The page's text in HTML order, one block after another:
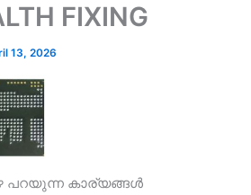
FIXING
13, 2026
പറയുന്ന കാര്യങ്ങള്‍